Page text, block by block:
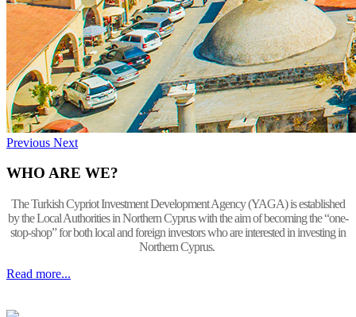
Previous Next
WHO ARE WE?
The Turkish Cypriot Investment Development Agency (YAGA) is established
by the Local Authorities in Northern Cyprus with the aim of becoming the “one-
stop-shop” for both local and foreign investors who are interested in investing in
Northern Cyprus.
Read more...